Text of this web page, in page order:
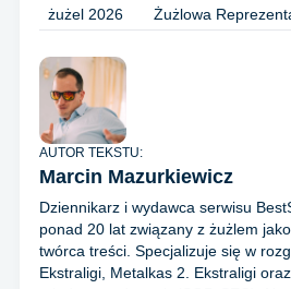
żużel 2026
Żużlowa
AUTOR TEKSTU:
Marcin Mazurkiewicz
Dziennikarz i wydawca serwisu
ponad 20 lat związany z żużlem
twórca treści. Specjalizuje się w
Ekstraligi, Metalkas 2. Ekstraligi